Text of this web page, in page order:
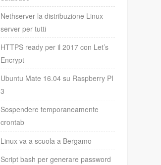
Nethserver la distribuzione Linux
server per tutti
HTTPS ready per il 2017 con Let’s
Encrypt
Ubuntu Mate 16.04 su Raspberry PI
3
Sospendere temporaneamente
crontab
Linux va a scuola a Bergamo
Script bash per generare password